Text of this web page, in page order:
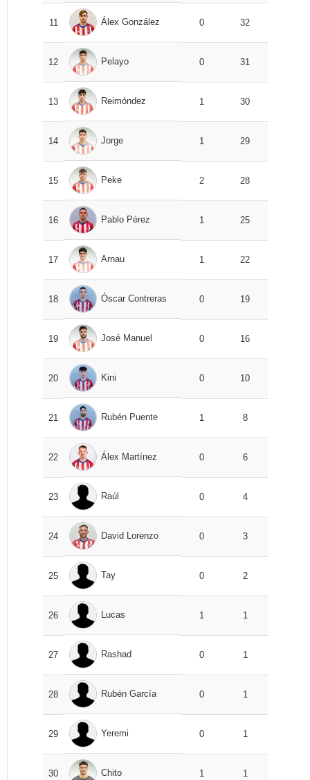
11 Álex González 0 32
12 Pelayo 0 31
13 Reimóndez 1 30
14 Jorge 1 29
15 Peke 2 28
16 Pablo Pérez 1 25
17 Arnau 1 22
18 Óscar Contreras 0 19
19 José Manuel 0 16
20 Kini 0 10
21 Rubén Puente 1 8
22 Álex Martínez 0 6
23 Raúl 0 4
24 David Lorenzo 0 3
25 Tay 0 2
26 Lucas 1 1
27 Rashad 0 1
28 Rubén García 0 1
29 Yeremi 0 1
30 Chito 1 1